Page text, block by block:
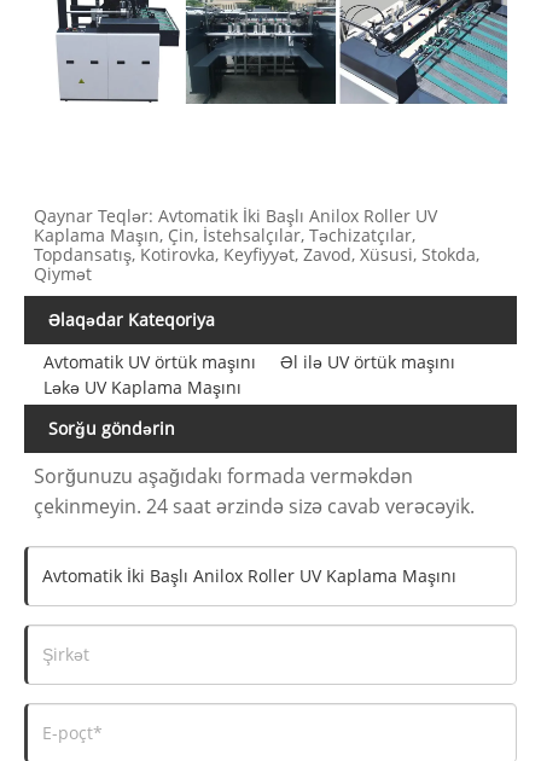
Qaynar Teqlər: Avtomatik İki Başlı Anilox Roller UV
Kaplama Maşın, Çin, İstehsalçılar, Təchizatçılar,
Topdansatış, Kotirovka, Keyfiyyət, Zavod, Xüsusi, Stokda,
Qiymət
Əlaqədar Kateqoriya
Avtomatik UV örtük maşını
Əl ilə UV örtük maşını
Ləkə UV Kaplama Maşını
Sorğu göndərin
Sorğunuzu aşağıdakı formada verməkdən
çekinmeyin. 24 saat ərzində sizə cavab verəcəyik.